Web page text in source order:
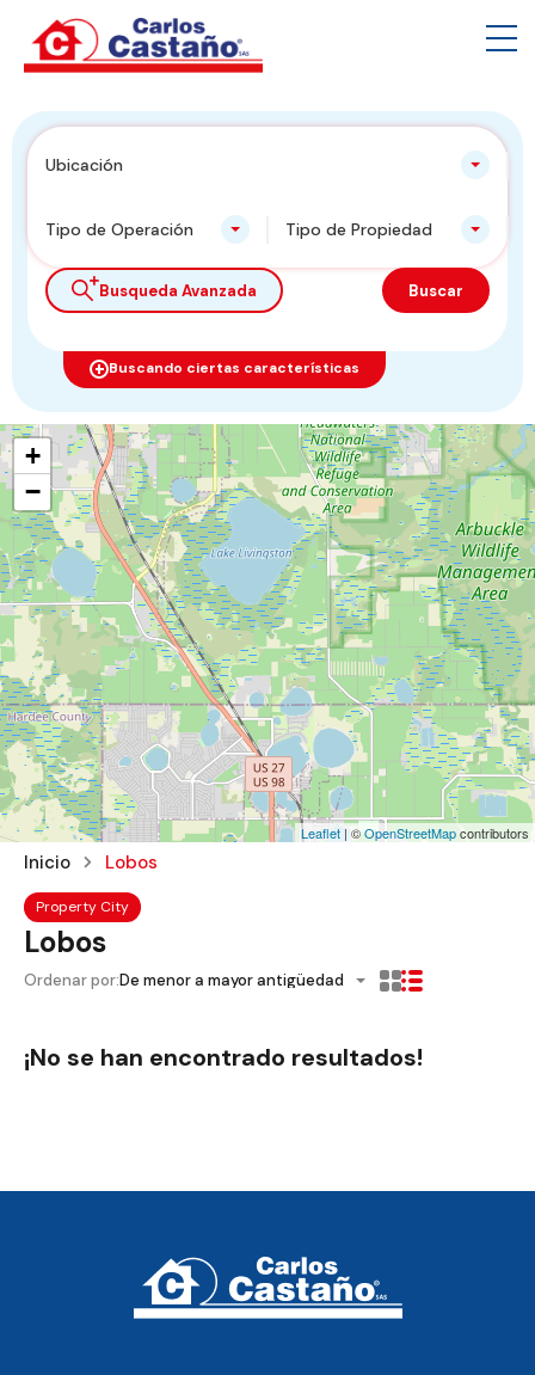
Ubicación
Tipo de Operación Tipo de Propiedad
Buscando ciertas características
Busqueda Avanzada Buscar
+
−
Leaflet | ©OpenStreetMapcontributors
Inicio Lobos
Property City
Lobos
Ordenar por:De menor a mayor antigüedad
¡No se han encontrado resultados!